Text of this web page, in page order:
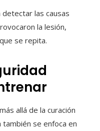
las causas
la lesión,
se repita.
allá de la curación
se enfoca en